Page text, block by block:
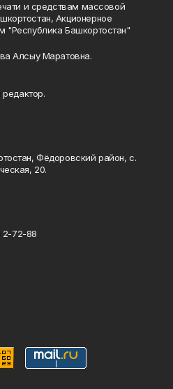
и средствам массовой
Акционерное
"Республика Башкортостан"
Алсыу Маратовна.
Фёдоровский район, с.
20.
2-72-88